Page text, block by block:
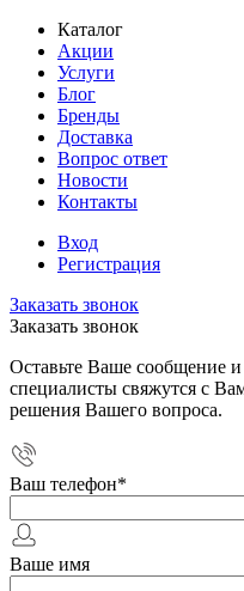
Каталог
Акции
Услуги
Блог
Бренды
Доставка
Вопрос ответ
Новости
Контакты
Вход
Регистрация
Заказать звонок
Заказать звонок
Оставьте Ваше сообщение
специалисты свяжутся с
решения Вашего вопроса.
Ваш телефон*
Ваше имя